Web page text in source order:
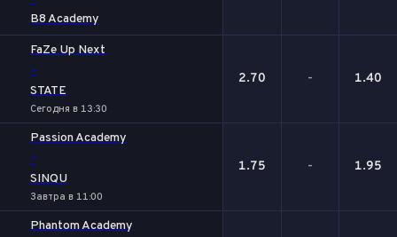
B8 Academy
FaZe Up Next
-
STATE
Сегодня в 13:30
2.70 - 1.40
Passion Academy
-
SINQU
Завтра в 11:00
1.75 - 1.95
Phantom Academy